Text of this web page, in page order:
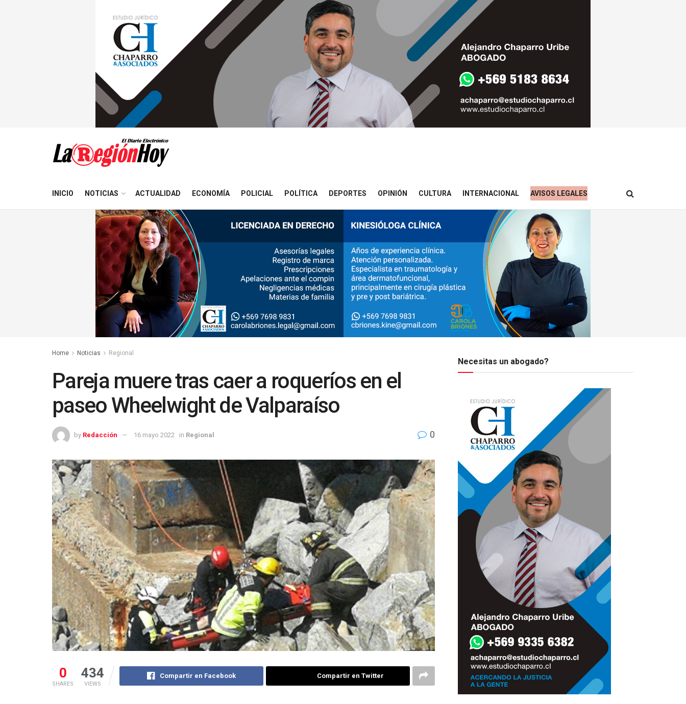
INICIO NOTICIAS ACTUALIDAD ECONOMÍA POLICIAL POLÍTICA DEPORTES OPINIÓN CULTURA INTERNACIONAL AVISOS LEGALES
Home Noticias Regional
Pareja muere tras caer a roqueríos en el
paseo Wheelwight de Valparaíso
by Redacción 16 mayo 2022 in Regional 0
0
SHARES
434
VIEWS
Compartir en Facebook Compartir en Twitter
Necesitas un abogado?